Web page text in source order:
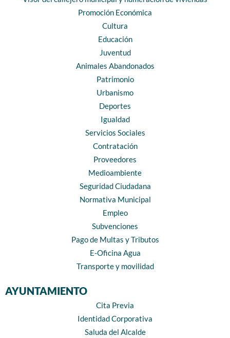
Promoción Económica
Cultura
Educación
Juventud
Animales Abandonados
Patrimonio
Urbanismo
Deportes
Igualdad
Servicios Sociales
Contratación
Proveedores
Medioambiente
Seguridad Ciudadana
Normativa Municipal
Empleo
Subvenciones
Pago de Multas y Tributos
E-Oficina Agua
Transporte y movilidad
AYUNTAMIENTO
Cita Previa
Identidad Corporativa
Saluda del Alcalde